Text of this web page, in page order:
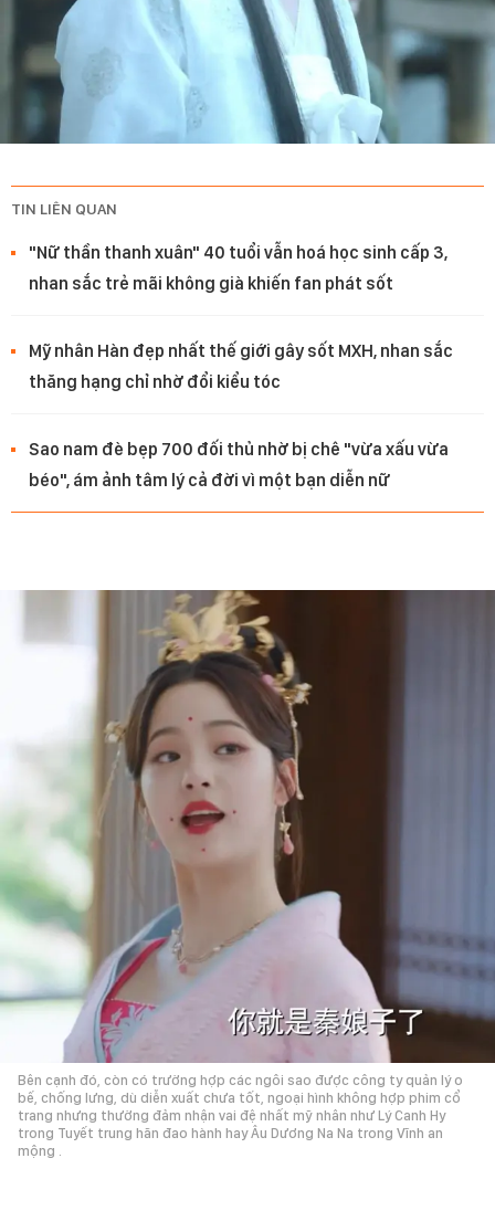
TIN LIÊN QUAN
"Nữ thần thanh xuân" 40 tuổi vẫn hoá học sinh cấp 3,
nhan sắc trẻ mãi không già khiến fan phát sốt
Mỹ nhân Hàn đẹp nhất thế giới gây sốt MXH, nhan sắc
thăng hạng chỉ nhờ đổi kiểu tóc
Sao nam đè bẹp 700 đối thủ nhờ bị chê "vừa xấu vừa
béo", ám ảnh tâm lý cả đời vì một bạn diễn nữ
Bên cạnh đó, còn có trường hợp các ngôi sao được công ty quản lý o
bế, chống lưng, dù diễn xuất chưa tốt, ngoại hình không hợp phim cổ
trang nhưng thường đảm nhận vai đệ nhất mỹ nhân như Lý Canh Hy
trong Tuyết trung hãn đao hành hay Âu Dương Na Na trong Vĩnh an
mộng .